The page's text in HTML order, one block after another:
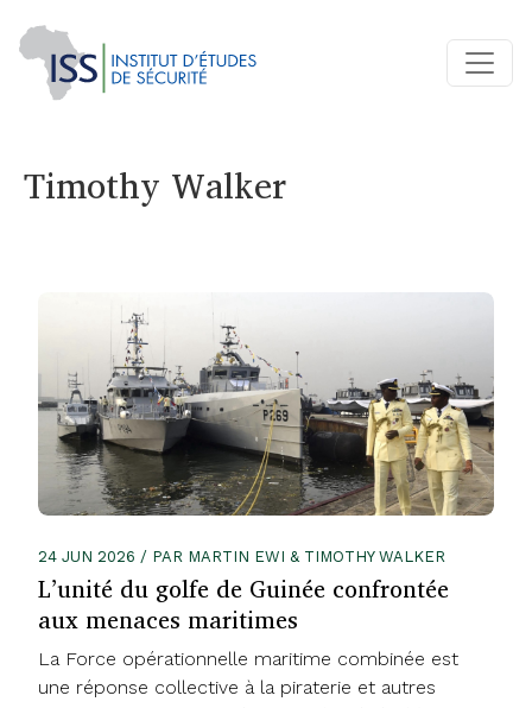
Timothy Walker
24 JUN 2026 / PAR MARTIN EWI & TIMOTHY WALKER
L’unité du golfe de Guinée confrontée
aux menaces maritimes
La Force opérationnelle maritime combinée est
une réponse collective à la piraterie et autres